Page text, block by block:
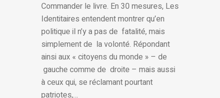
Commander le livre. En 30 mesures, Les
Identitaires entendent montrer qu’en
politique il n’y a pas de fatalité, mais
simplement de la volonté. Répondant
ainsi aux « citoyens du monde » – de
gauche comme de droite – mais aussi
à ceux qui, se réclamant pourtant
patriotes,…